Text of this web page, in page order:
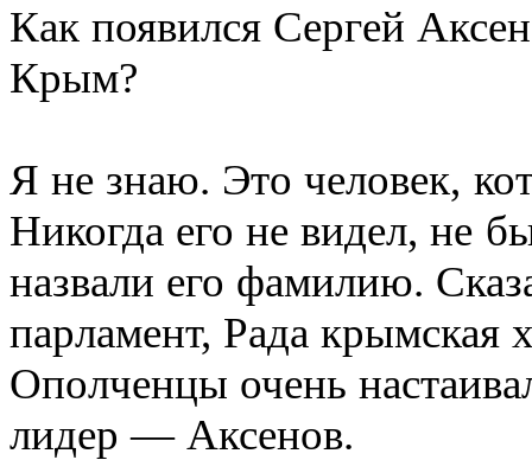
Как появился Сергей
Крым?
Я не знаю. Это человек,
Никогда его не видел, не
назвали его фамилию.
парламент, Рада крымская
Ополченцы очень
лидер — Аксенов.